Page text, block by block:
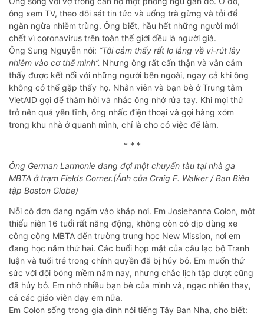
ông xem TV, theo dõi sát tin tức và uống trà gừng và tỏi để
ngăn ngừa nhiễm trùng. Ông biết, hầu hết những người mới
chết vì coronavirus trên toàn thế giới đều là người già.
Ông Sung Nguyễn nói: “Tôi cảm thấy rất lo lắng về vi-rút lây
nhiễm vào cơ thể mình”. Nhưng ông rất cẩn thận và vẫn cảm
thấy được kết nối với những người bên ngoài, ngay cả khi ông
không có thể gặp thấy họ. Nhân viên và bạn bè ở Trung tâm
VietAID gọi để thăm hỏi và nhắc ông nhớ rửa tay. Khi mọi thứ
trở nên quá yên tĩnh, ông nhấc điện thoại và gọi hàng xóm
trong khu nhà ở quanh mình, chỉ là cho có việc để làm.
* * *
Ông German Larmonie đang đợi một chuyến tàu tại nhà ga
MBTA ở trạm Fields Corner.(Ảnh của Craig F. Walker / Ban Biên
tập Boston Globe)
Nỗi cô đơn đang ngấm vào khắp nơi. Em Josiehanna Colon, một
thiếu niên 16 tuổi rất năng động, không còn có dịp dùng xe
công cộng MBTA đến trường trung học New Mission, nơi em
đang học năm thứ hai. Các buổi họp mặt của câu lạc bộ Tranh
luận và tuổi trẻ trong chính quyền đã bị hủy bỏ. Em muốn thử
sức với đội bóng mềm năm nay, nhưng chắc lịch tập dượt cũng
đã hủy bỏ. Em nhớ nhiều bạn bè của mình và, ngạc nhiên thay,
cả các giáo viên dạy em nữa.
Em Colon sống trong gia đình nói tiếng Tây Ban Nha, cho biết: